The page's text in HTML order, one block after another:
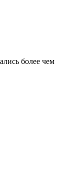
более чем